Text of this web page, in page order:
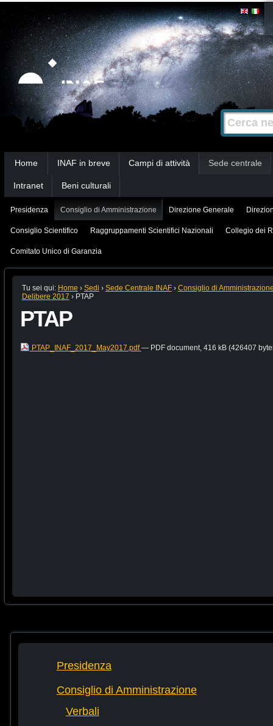
Strumenti
personali
Salta
contenuti.
|
Salta
alla
navigazione
Cerca nel
Ricerca
avanzata…
Home INAF in breve Campi di attività Sede centrale
Intranet Beni culturali
Presidenza Consiglio di Amministrazione Direzione Generale
Consiglio Scientifico Raggruppamenti Scientifici Nazionali Collegio dei
Comitato Unico di Garanzia
Tu sei qui: Home › Sedi › Sede Centrale INAF › Consiglio di
Delibere 2017 › PTAP
PTAP
PTAP_INAF_2017_May2017.pdf— PDF document, 416 kB (426407
Presidenza
Consiglio di Amministrazione
Verbali